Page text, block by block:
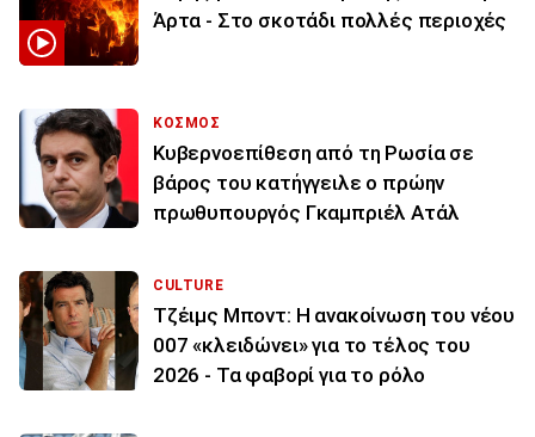
Άρτα - Στο σκοτάδι πολλές περιοχές
ΚΟΣΜΟΣ
Κυβερνοεπίθεση από τη Ρωσία σε
βάρος του κατήγγειλε ο πρώην
πρωθυπουργός Γκαμπριέλ Ατάλ
CULTURE
Τζέιμς Μποντ: Η ανακοίνωση του νέου
007 «κλειδώνει» για το τέλος του
2026 - Τα φαβορί για το ρόλο